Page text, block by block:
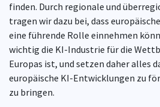
finden. Durch regionale und
tragen wir dazu bei, dass
eine führende Rolle einnehmen
wichtig die KI-Industrie für die
Europas ist, und setzen daher alles
europäische KI-Entwicklungen zu
zu bringen.